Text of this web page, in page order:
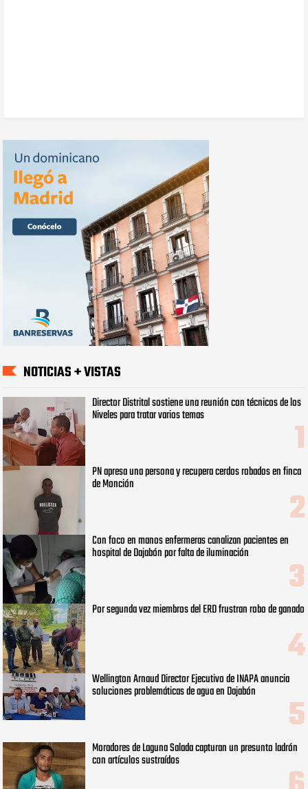
NOTICIAS + VISTAS
Director Distrital sostiene una reunión con técnicos de los
Niveles para tratar varios temas
PN apresa una persona y recupera cerdos robados en finca
de Monción
Con foco en manos enfermeras canalizan pacientes en
hospital de Dajabón por falta de iluminación
Por segunda vez miembros del ERD frustran robo de ganado
Wellington Arnaud Director Ejecutivo de INAPA anuncia
soluciones problemáticas de agua en Dajabón
Moradores de Laguna Salada capturan un presunto ladrón
con artículos sustraídos